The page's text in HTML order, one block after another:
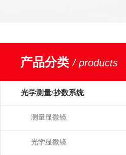
产品分类/ products
光学测量/抄数系统
测量显微镜
光学显微镜